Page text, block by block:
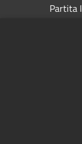
Partita